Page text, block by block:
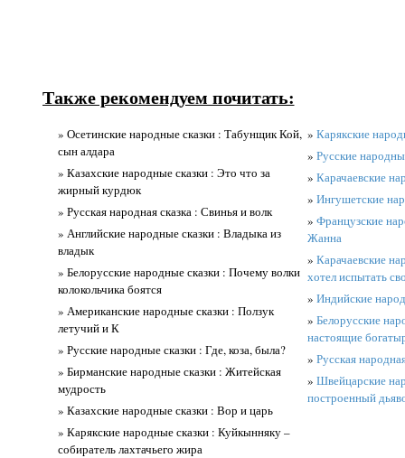
Также рекомендуем почитать:
» Осетинские народные сказки : Табунщик Кой,
сын алдара
» Казахские народные сказки : Это что за
жирный курдюк
» Русская народная сказка : Свинья и волк
» Английские народные сказки : Владыка из
владык
» Белорусские народные сказки : Почему волки
колокольчика боятся
» Американские народные сказки : Ползук
летучий и К
» Русские народные сказки : Где, коза, была?
» Бирманские народные сказки : Житейская
мудрость
» Казахские народные сказки : Вор и царь
» Карякские народные сказки : Куйкынняку –
собиратель лахтачьего жира
» Карякские
» Русские
» Карачаевские
» Ингушетские
» Французские
Жанна
» Карачаевские
хотел испытать
» Индийские
» Белорусские
настоящие
» Русская
» Швейцарские
построенный